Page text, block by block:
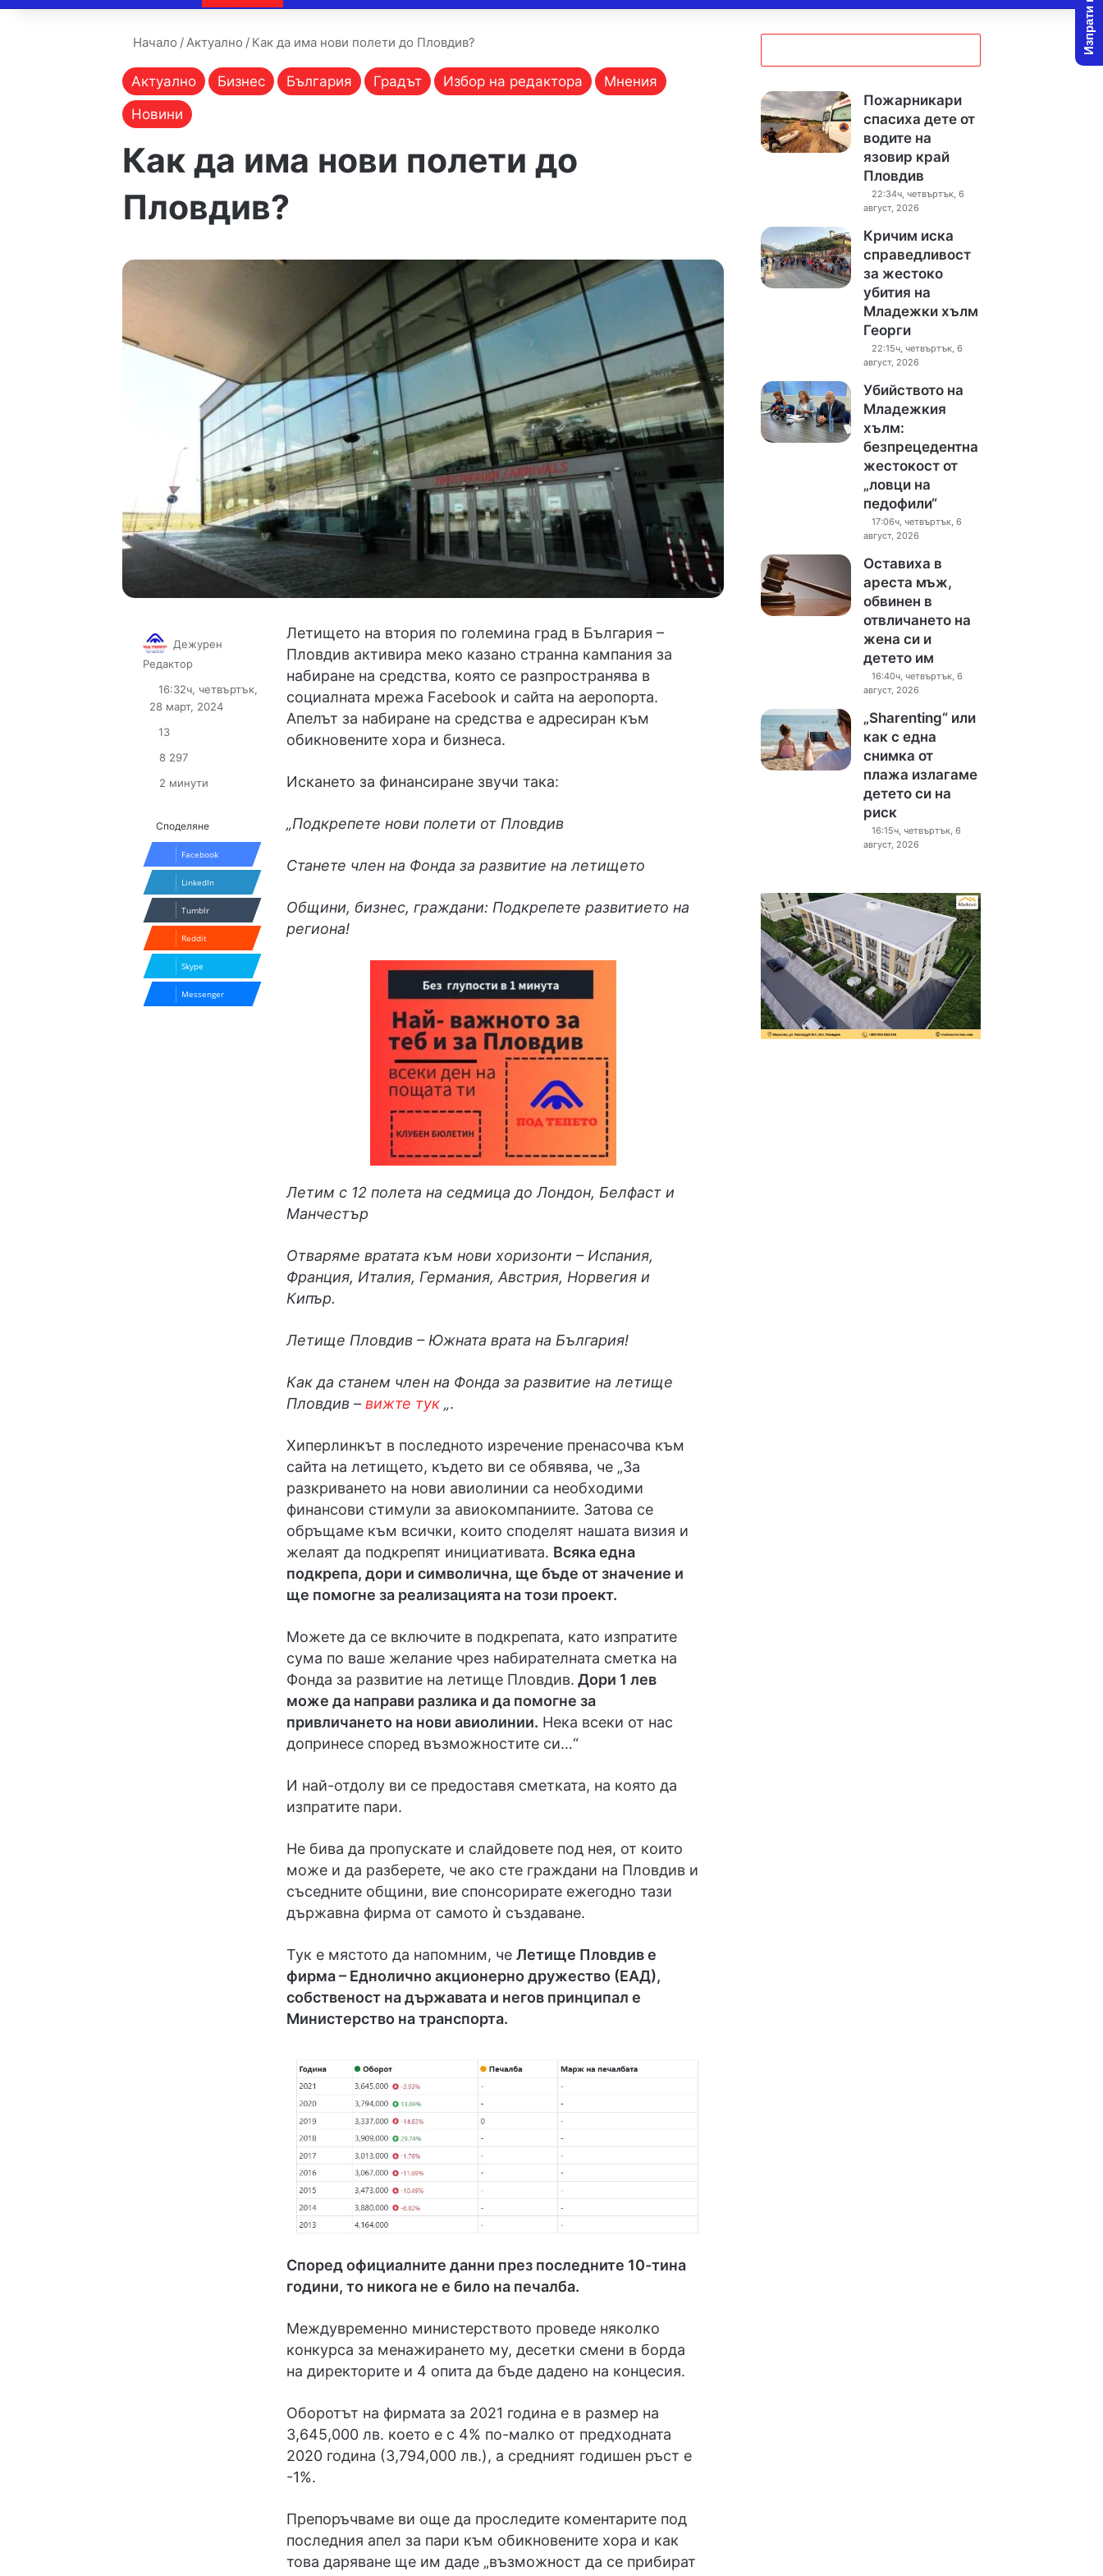
Начало /Актуално / Как да има нови полети до Пловдив?
Актуално Бизнес България Градът Избор на редактора
Мнения
Новини
Как да има нови полети до
Пловдив?
Летището на втория по големина град в България –
Пловдив активира меко казано странна кампания за
набиране на средства, която се разпространява в
социалната мрежа Facebook и сайта на аеропорта.
Апелът за набиране на средства е адресиран към
обикновените хора и бизнеса.
Искането за финансиране звучи така:
„Подкрепете нови полети от Пловдив
Станете член на Фонда за развитие на летището
Общини, бизнес, граждани: Подкрепете развитието на
региона!
Летим с 12 полета на седмица до Лондон, Белфаст и
Манчестър
Отваряме вратата към нови хоризонти – Испания,
Франция, Италия, Германия, Австрия, Норвегия и
Кипър.
Летище Пловдив – Южната врата на България!
Как да станем член на Фонда за развитие на летище
Пловдив –вижте тук„.
Хиперлинкът в последното изречение пренасочва към
сайта на летището, където ви се обявява, че „За
разкриването на нови авиолинии са необходими
финансови стимули за авиокомпаниите. Затова се
обръщаме към всички, които споделят нашата визия и
желаят да подкрепят инициативата. Всяка една
подкрепа, дори и символична, ще бъде от значение и
ще помогне за реализацията на този проект.
Можете да се включите в подкрепата, като изпратите
сума по ваше желание чрез набирателната сметка на
Фонда за развитие на летище Пловдив. Дори 1 лев
може да направи разлика и да помогне за
привличането на нови авиолинии. Нека всеки от нас
допринесе според възможностите си…“
И най-отдолу ви се предоставя сметката, на която да
изпратите пари.
Не бива да пропускате и слайдовете под нея, от които
може и да разберете, че ако сте граждани на Пловдив и
съседните общини, вие спонсорирате ежегодно тази
държавна фирма от самото ѝ създаване.
Тук е мястото да напомним, чеЛетище Пловдив е
фирма – Еднолично акционерно дружество (ЕАД),
собственост на държавата и негов принципал е
Министерство на транспорта.
Според официалните данни през последните 10-тина
години, то никога не е било на печалба.
Междувременно министерството проведе няколко
конкурса за менажирането му, десетки смени в борда
на директорите и 4 опита да бъде дадено на концесия.
Оборотът на фирмата за 2021 година е в размер на
3,645,000 лв. което е с 4% по-малко от предходната
2020 година (3,794,000 лв.), а средният годишен ръст е
-1%.
Препоръчваме ви още да проследите коментарите под
последния апел за пари към обикновените хора и как
това даряване ще им даде „възможност да се прибират
Дежурен
Редактор
X email
16:32ч, четвъртък,
28 март, 2024
13
8 297
2 минути
Споделяне
Facebook
LinkedIn
Tumblr
Reddit
Skype
Messenger
Пожарникари
спасиха дете от
водите на
язовир край
Пловдив
22:34ч, четвъртък, 6
август, 2026
Кричим иска
справедливост
за жестоко
убития на
Младежки хълм
Георги
22:15ч, четвъртък, 6
август, 2026
Убийството на
Младежкия
хълм:
безпрецедентна
жестокост от
„ловци на
педофили“
17:06ч, четвъртък, 6
август, 2026
Оставиха в
ареста мъж,
обвинен в
отвличането на
жена си и
детето им
16:40ч, четвъртък, 6
август, 2026
„Sharenting“ или
как с една
снимка от
плажа излагаме
детето си на
риск
16:15ч, четвъртък, 6
август, 2026